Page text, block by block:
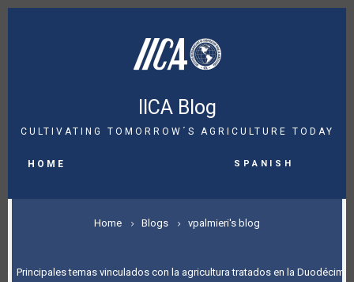
Skip
IICA Blog
CULTIVATING TOMORROW´S AGRICULTURE TODAY
NAVIGATION
HOME Spanish
BREADCRUMB
Home Blogs vpalmieri's blog
Principales temas vinculados con la agricultura tratados en la Duodécima